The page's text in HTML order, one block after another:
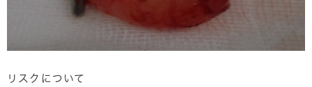
リスクについて